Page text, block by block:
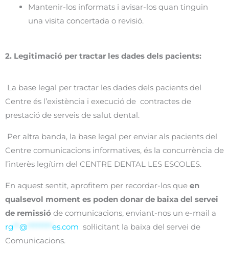
Mantenir-los informats i avisar-los quan tinguin
una visita concertada o revisió.
2. Legitimació per tractar les dades dels pacients:
La base legal per tractar les dades dels pacients del
Centre és l’existència i execució de contractes de
prestació de serveis de salut dental.
Per altra banda, la base legal per enviar als pacients del
Centre comunicacions informatives, és la concurrència de
l’interès legítim del CENTRE DENTAL LES ESCOLES.
En aquest sentit, aprofitem per recordar-los que en
qualsevol moment es poden donar de baixa del servei
de remissió de comunicacions, enviant-nos un e-mail a
rg
@ ******** es.com sol·licitant la baixa del servei de
Comunicacions.